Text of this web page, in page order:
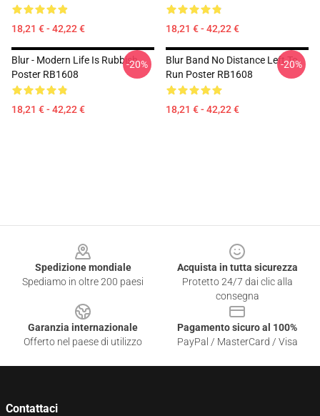
18,21 € - 42,22 € 18,21 € - 42,22 €
Blur - Modern Life Is Rubbish
Poster RB1608
18,21 € - 42,22 €
-20%
Blur Band No Distance Left To
Run Poster RB1608
18,21 € - 42,22 €
-20%
Spedizione mondiale
Spediamo in oltre 200 paesi
Acquista in tutta sicurezza
Protetto 24/7 dai clic alla
consegna
Garanzia internazionale
Offerto nel paese di utilizzo
Pagamento sicuro al 100%
PayPal / MasterCard / Visa
Contattaci